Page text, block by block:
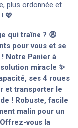
plus ordonnée et
💖
qui traîne ? 😩
pour vous et se
Notre Panier à
miracle ✨
ses 4 roues
et transporter le
! Robuste, facile
malin pour un
vous la